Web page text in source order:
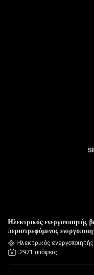
Ηλεκτρικός ενεργοποιητής
περιστρεφόμενος
Ηλεκτρικός
2971 απόψεις